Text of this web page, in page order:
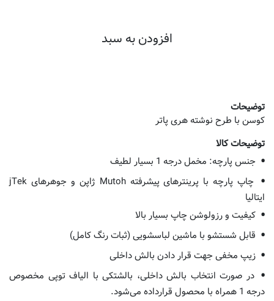
افزودن به سبد
توضیحات
کوسن با طرح نوشته هری پاتر
توضیحات کالا
جنس پارچه: مخمل درجه 1 بسیار لطیف
چاپ پارچه با پرینترهای پیشرفته Mutoh ژاپن و جوهرهای jTek
ایتالیا
کیفیت و رزولوشن چاپ بسیار بالا
قابل شستشو با ماشین لباسشویی (ثبات رنگ کامل)
زیپ مخفی جهت قرار دادن بالش داخلی
در صورت انتخاب بالش داخلی، بالشتکی با الیاف توپی مخصوص
درجه 1 همراه با محصول قرارداده می‌شود.